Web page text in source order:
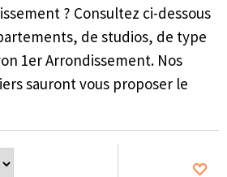
? Consultez ci-dessous
de studios, de type
1er Arrondissement. Nos
sauront vous proposer le